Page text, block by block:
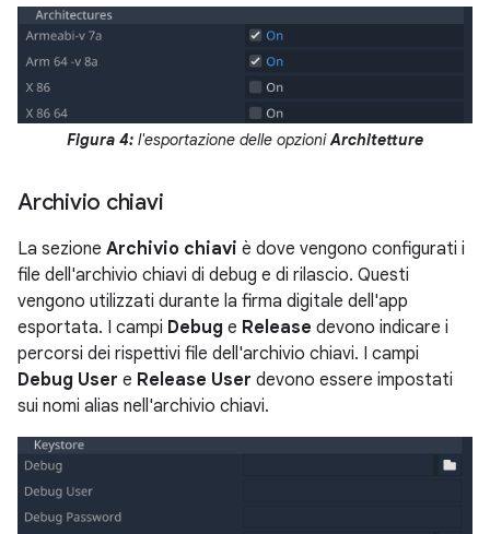
Figura 4: l'esportazione delle opzioniArchitetture
Archivio chiavi
La sezione Archivio chiavi è dove vengono configurati i
file dell'archivio chiavi di debug e di rilascio. Questi
vengono utilizzati durante la firma digitale dell'app
esportata. I campi Debug e Release devono indicare i
percorsi dei rispettivi file dell'archivio chiavi. I campi
Debug User e Release User devono essere impostati
sui nomi alias nell'archivio chiavi.